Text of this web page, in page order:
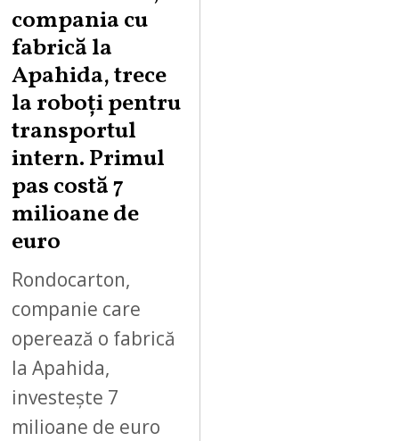
G
T
7
2
compania cu
fabrică la
Apahida, trece
la roboți pentru
transportul
intern. Primul
pas costă 7
milioane de
euro
Rondocarton,
companie care
operează o fabrică
la Apahida,
investește 7
milioane de euro